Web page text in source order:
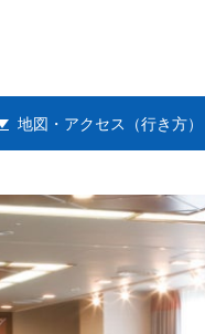
地図・アクセス（行き方）